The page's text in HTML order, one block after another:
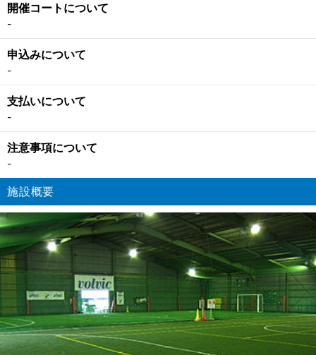
開催コートについて
-
申込みについて
-
支払いについて
-
注意事項について
-
施設概要